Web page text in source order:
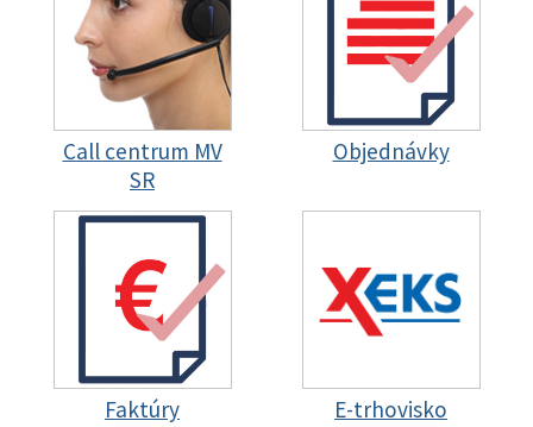
Call centrum MV
SR
Objednávky
Faktúry E-trhovisko